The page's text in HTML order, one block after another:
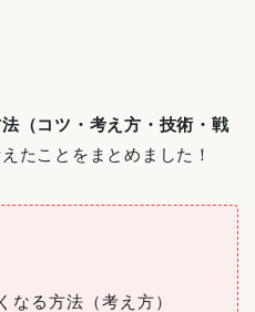
（コツ・考え方・技術・戦
たことをまとめました！
なる方法（考え方）